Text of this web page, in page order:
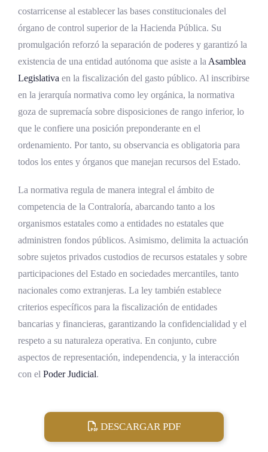
costarricense al establecer las bases constitucionales del
órgano de control superior de la Hacienda Pública. Su
promulgación reforzó la separación de poderes y garantizó la
existencia de una entidad autónoma que asiste a la Asamblea
Legislativa en la fiscalización del gasto público. Al inscribirse
en la jerarquía normativa como ley orgánica, la normativa
goza de supremacía sobre disposiciones de rango inferior, lo
que le confiere una posición preponderante en el
ordenamiento. Por tanto, su observancia es obligatoria para
todos los entes y órganos que manejan recursos del Estado.
La normativa regula de manera integral el ámbito de
competencia de la Contraloría, abarcando tanto a los
organismos estatales como a entidades no estatales que
administren fondos públicos. Asimismo, delimita la actuación
sobre sujetos privados custodios de recursos estatales y sobre
participaciones del Estado en sociedades mercantiles, tanto
nacionales como extranjeras. La ley también establece
criterios específicos para la fiscalización de entidades
bancarias y financieras, garantizando la confidencialidad y el
respeto a su naturaleza operativa. En conjunto, cubre
aspectos de representación, independencia, y la interacción
con el Poder Judicial.
DESCARGAR PDF